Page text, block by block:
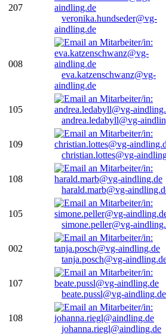
207
veronika.hundseder@vg-
aindling.de
008
eva.katzenschwanz@vg-
aindling.de
105
andrea.ledabyll@vg-
109
christian.lottes@vg-
108
harald.marb@vg-
105
simone.peller@vg-
002
tanja.posch@vg-
107
beate.pussl@vg-aindling.de
108
johanna.riegl@aindling.de